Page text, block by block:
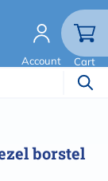
Account Cart
borstel